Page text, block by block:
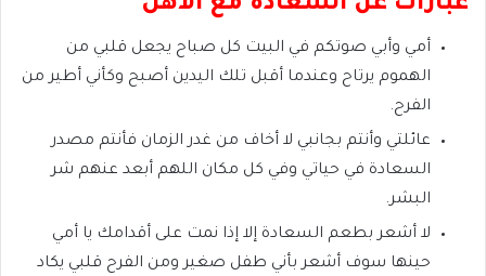
أمي وأبي صوتكم في البيت كل صباح يجعل قلبي من
الهموم يرتاح وعندما أقبل تلك اليدين أصبح وكأني أطير من
الفرح.
عائلتي وأنتم بجانبي لا أخاف من غدر الزمان فأنتم مصدر
السعادة في حياتي وفي كل مكان اللهم أبعد عنهم شر
البشر.
لا أشعر بطعم السعادة إلا إذا نمت على أقدامك يا أمي
حينها سوف أشعر بأني طفل صغير ومن الفرح قلبي يكاد